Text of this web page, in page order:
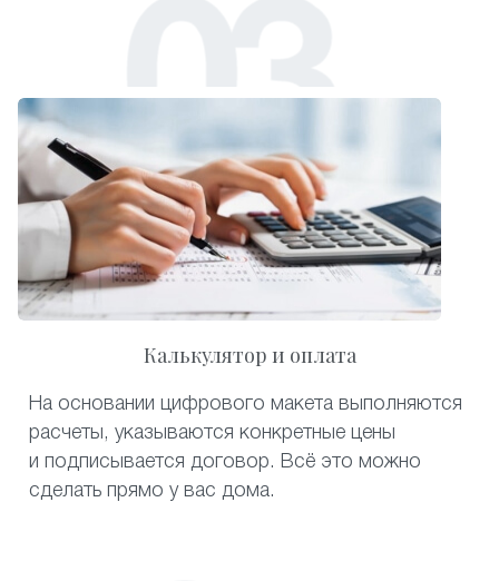
Калькулятор и оплата
На основании цифрового макета выполняются
расчеты, указываются конкретные цены
и подписывается договор. Всё это можно
сделать прямо у вас дома.